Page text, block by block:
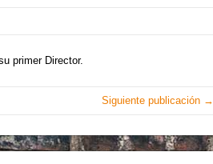
primer Director.
Siguiente publicación →